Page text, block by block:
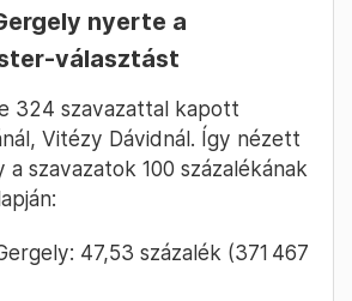
nyerte a
választást
324 szavazattal kapott
Vitézy Dávidnál. Így nézett
a szavazatok 100 százalékának
47,53 százalék (371 467